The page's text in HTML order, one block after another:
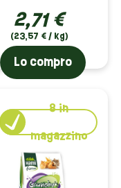
2,71 €
(23,57 € / kg)
Lo compro
8in
magazzino